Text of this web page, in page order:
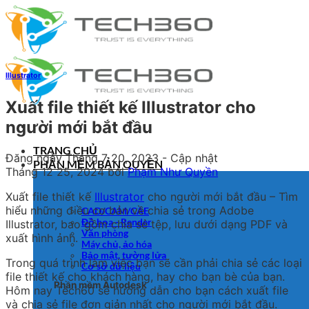
Bỏ
qua
nội
dung
TRANG CHỦ
PHẦN MỀM BẢN QUYỀN
CAD/CAM/CAE
Đồ họa - Render
Văn phòng
Máy chủ, ảo hóa
Bảo mật, tường lửa
Cơ sở dữ liệu
Phần mềm Autodesk
Illustrator
Xuất file thiết kế Illustrator cho
người mới bắt đầu
Đăng ngàyTháng 7 20, 2023 - Cập nhật
Tháng 12 25, 2024bởiPhạm Như Quyền
Xuất file thiết kế Illustrator cho người mới bắt đầu – Tìm
hiểu những điều cơ bản về chia sẻ trong Adobe
Illustrator, bao gồm chia sẻ tệp, lưu dưới dạng PDF và
xuất hình ảnh.
Trong quá trình làm việc bạn sẽ cần phải chia sẻ các loại
file thiết kế cho khách hàng, hay cho bạn bè của bạn.
Hôm nay Tech60 sẽ hướng dẫn cho bạn cách xuất file
và chia sẻ file đơn giản nhất cho người mới bắt đầu.